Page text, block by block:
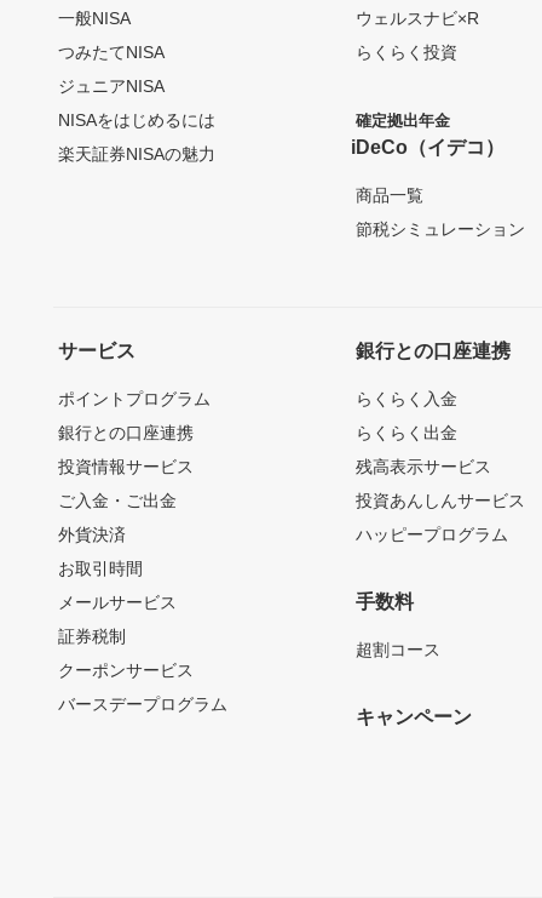
一般NISA
つみたてNISA
ジュニアNISA
NISAをはじめるには
楽天証券NISAの魅力
ウェルスナビ×R
らくらく投資
確定拠出年金
iDeCo（イデコ）
商品一覧
節税シミュレーション
サービス
ポイントプログラム
銀行との口座連携
投資情報サービス
ご入金・ご出金
外貨決済
お取引時間
メールサービス
証券税制
クーポンサービス
バースデープログラム
銀行との口座連携
らくらく入金
らくらく出金
残高表示サービス
投資あんしんサービス
ハッピープログラム
手数料
超割コース
キャンペーン